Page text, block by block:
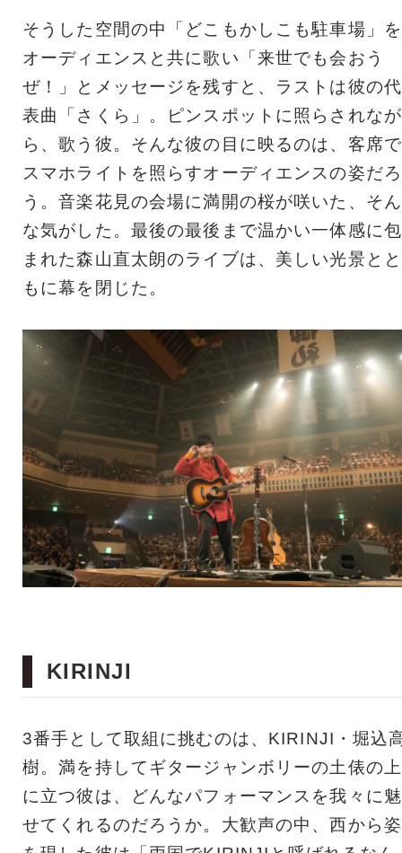
そうした空間の中「どこもかしこも駐車場」を
オーディエンスと共に歌い「来世でも会おう
ぜ！」とメッセージを残すと、ラストは彼の代
表曲「さくら」。ピンスポットに照らされなが
ら、歌う彼。そんな彼の目に映るのは、客席で
スマホライトを照らすオーディエンスの姿だろ
う。音楽花見の会場に満開の桜が咲いた、そん
な気がした。最後の最後まで温かい一体感に包
まれた森山直太朗のライブは、美しい光景とと
もに幕を閉じた。
KIRINJI
3番手として取組に挑むのは、KIRINJI・堀込
樹。満を持してギタージャンボリーの土俵の上
に立つ彼は、どんなパフォーマンスを我々に魅
せてくれるのだろうか。大歓声の中、西から姿